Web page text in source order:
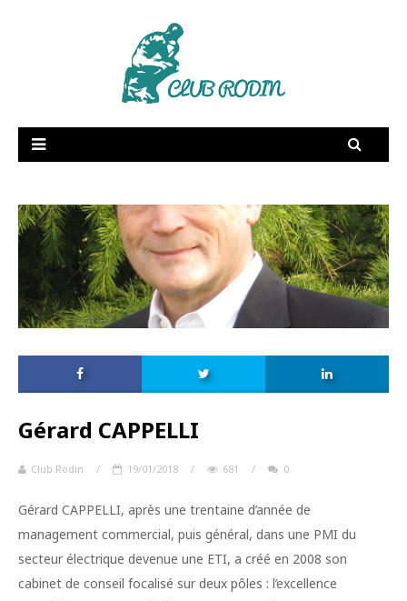
Supply Chain
Dictionnaire amoureux
Publications
Vidéos
Membres
Gérard CAPPELLI
Club Rodin / 19/01/2018 / 681 / 0
Gérard CAPPELLI, après une trentaine d’année de
management commercial, puis général, dans une PMI du
secteur électrique devenue une ETI, a créé en 2008 son
cabinet de conseil focalisé sur deux pôles : l’excellence